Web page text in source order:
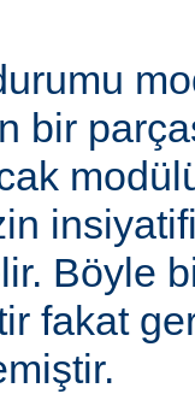
bir
Böyle
fakat